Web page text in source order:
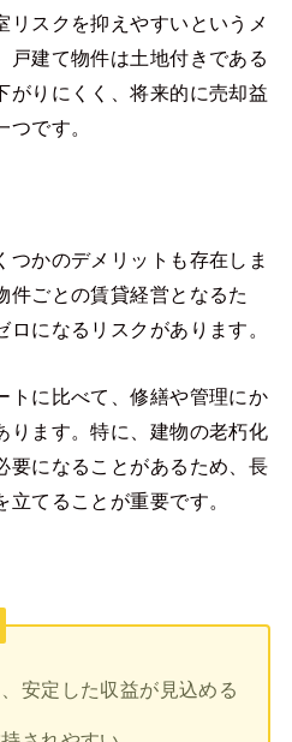
リスクを抑えやすいというメ
戸建て物件は土地付きである
がりにくく、将来的に売却益
です。
つかのデメリットも存在しま
件ごとの賃貸経営となるた
になるリスクがあります。
トに比べて、修繕や管理にか
ります。特に、建物の老朽化
要になることがあるため、長
てることが重要です。
安定した収益が見込める